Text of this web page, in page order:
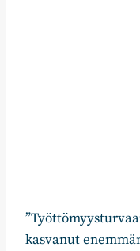
kasvanut